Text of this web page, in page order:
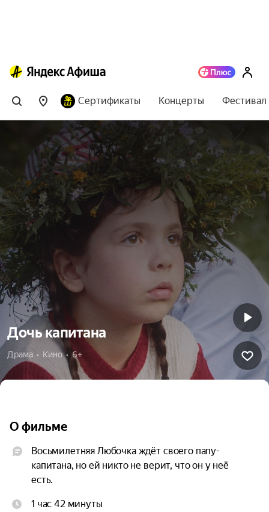
Сертификаты Концерты
Дочь капитана
Драма  •  Кино  •  6+
О фильме
Восьмилетняя Любочка ждёт своего папу-
капитана, но ей никто не верит, что он у неё
есть.
1 час 42 минуты